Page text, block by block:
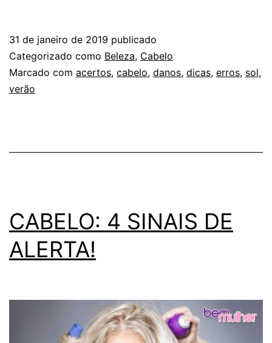
VERÃO
X
31 de janeiro de 2019 publicado
Categorizado como Beleza, Cabelo
Marcado com acertos, cabelo, danos, dicas, erros, sol,
verão
CABELO: 4 SINAIS DE
ALERTA!